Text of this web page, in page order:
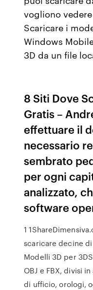
vogliono
Scaricare i
Windows
3D da un file
8 Siti Dove
Gratis –
effettuare il
necessario
sembrato
per ogni
analizzato,
software
1
scaricare decine
Modelli 3D per
OBJ e FBX, divisi
di ufficio, orologi,